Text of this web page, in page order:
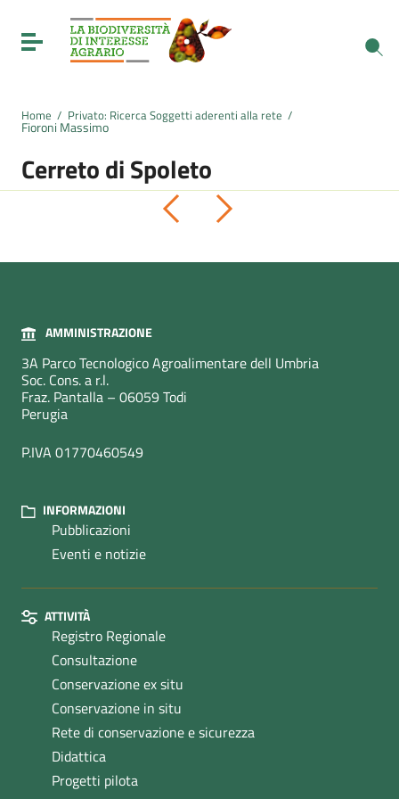
Vai al menu di navigazione
Vai al footer
Toggle navigation
Home / Privato: Ricerca Soggetti aderenti alla rete /
Fioroni Massimo
Cerreto di Spoleto
Pagina precedentePagina successiva
AMMINISTRAZIONE
3A Parco Tecnologico Agroalimentare dell Umbria
Soc. Cons. a r.l.
Fraz. Pantalla – 06059 Todi
Perugia
P.IVA 01770460549
INFORMAZIONI
Pubblicazioni
Eventi e notizie
ATTIVITÀ
Registro Regionale
Consultazione
Conservazione ex situ
Conservazione in situ
Rete di conservazione e sicurezza
Didattica
Progetti pilota